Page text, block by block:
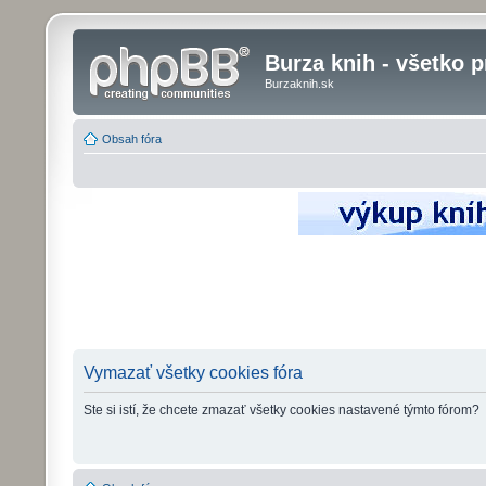
Burza knih - všetko
Burzaknih.sk
Obsah fóra
Vymazať všetky cookies fóra
Ste si istí, že chcete zmazať všetky cookies nastavené týmto fórom?